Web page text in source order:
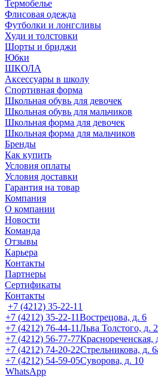
Термобелье
Флисовая одежда
Футболки и лонгсливы
Худи и толстовки
Шорты и бриджи
Юбки
ШКОЛА
Аксессуары в школу
Спортивная форма
Школьная обувь для девочек
Школьная обувь для мальчиков
Школьная форма для девочек
Школьная форма для мальчиков
Бренды
Как купить
Условия оплаты
Условия доставки
Гарантия на товар
Компания
О компании
Новости
Команда
Отзывы
Карьера
Контакты
Партнеры
Сертификаты
Контакты
+7 (4212) 35-22-11
+7 (4212) 35-22-11Вострецова, д. 6
+7 (4212) 76-44-11Льва Толстого, д. 2
+7 (4212) 56-77-77Краснореченская,
+7 (4212) 74-20-22Стрельникова, д.
+7 (4212) 54-59-05Суворова, д. 10
WhatsApp